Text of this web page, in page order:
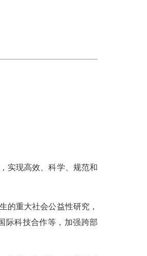
实现高效、科学、规范和
重大社会公益性研究，
际科技合作等，加强跨部